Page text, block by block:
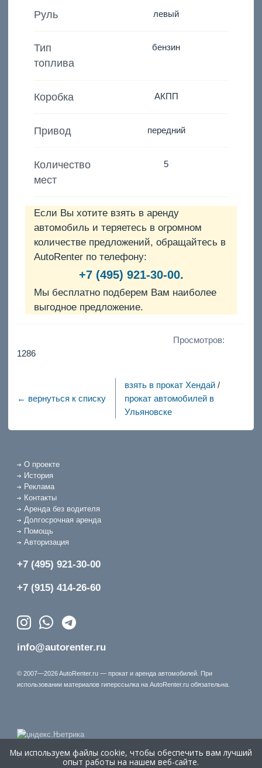
Руль левый
Тип
топлива
бензин
Коробка АКПП
Привод передний
Количество
мест
5
Если Вы хотите взять в аренду
автомобиль и теряетесь в огромном
количестве предложений, обращайтесь в
AutoRenter по телефону:
+7 (495) 921-30-00.
Мы бесплатно подберем Вам наиболее
выгодное предложение.
Просмотров:
1286
← вернуться к списку
взять в прокат Хендай /
прокат автомобилей в
Ульяновске
О проекте
История
Реклама
Контакты
Аренда без водителя
Долгосрочная аренда
Помощь
Авторизация
+7 (495) 921-30-00
+7 (915) 414-26-60
info@autorenter.ru
© 2007—2026 AutoRenter.ru — прокат и аренда автомобилей. При
использовании материалов гиперссылка на AutoRenter.ru обязательна.
Время генерации страницы: 15.217 сек.
Мы используем файлы cookie, чтобы обеспечить вам лучший
опыт работы на нашем веб-сайте.